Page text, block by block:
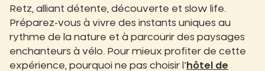
Retz, alliant détente, découverte et slow life.
Préparez-vous à vivre des instants uniques au
rythme de la nature et à parcourir des paysages
enchanteurs à vélo. Pour mieux profiter de cette
expérience, pourquoi ne pas choisir l’ hôtel de